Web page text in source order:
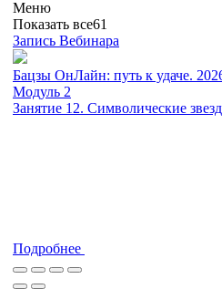
Меню
Показать все61
Запись Вебинара
Бацзы ОнЛайн: путь к удаче.
Модуль 2
Занятие 12. Символические
Подробнее